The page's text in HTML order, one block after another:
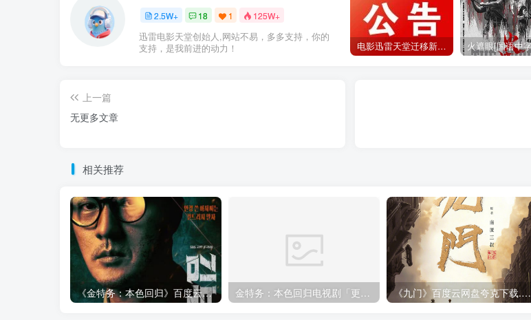
2.5W+ 18 1 125W+
迅雷电影天堂创始人,网站不易，多多支持，你的
支持，是我前进的动力！
电影迅雷天堂迁移新服务器,正常更新，维护完毕!
上一篇
无更多文章
相关推荐
《金特务：本色回归》百度云网盘夸克下载.阿里云盘.中字.(2026) 金特务：本色回归电视剧「更新至10集」迅雷下载 《九门》百度云网盘夸克下载.阿里云盘.中字.(2026)